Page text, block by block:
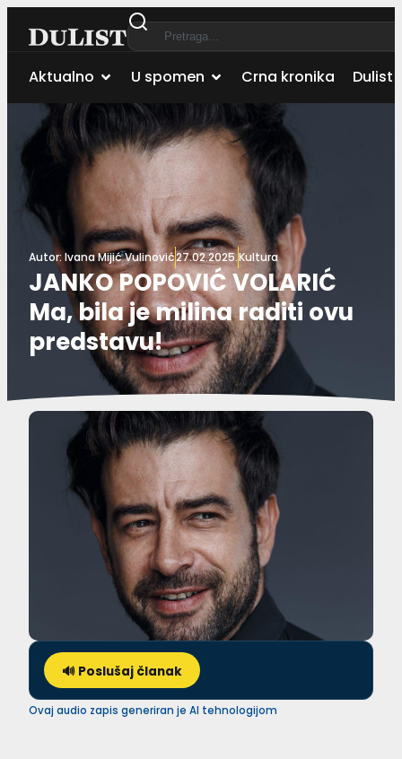
Aktualno U spomen Crna kronika Dulist
Autor:Ivana Mijić Vulinović27.02.2025.Kultura
JANKO POPOVIĆ VOLARIĆ
Ma, bila je milina raditi ovu
predstavu!
🔊 Poslušaj članak
Ovaj audio zapis generiran je AI tehnologijom